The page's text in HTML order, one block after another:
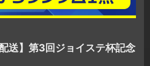
送】第3回ジョイステ杯記念